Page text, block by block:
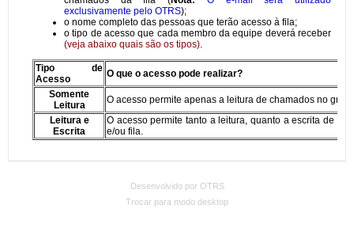
Desenvolvido por OTRS
Trocar para modo desktop